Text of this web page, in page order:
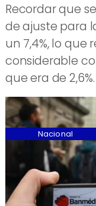
Recordar que
de ajuste para
un 7,4%, lo
considerable
que era de 2,6%.
Nacional